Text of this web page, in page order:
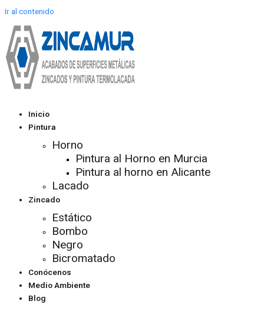
Ir al contenido
Inicio
Pintura
Horno
Pintura al Horno en Murcia
Pintura al horno en Alicante
Lacado
Zincado
Estático
Bombo
Negro
Bicromatado
Conócenos
Medio Ambiente
Blog